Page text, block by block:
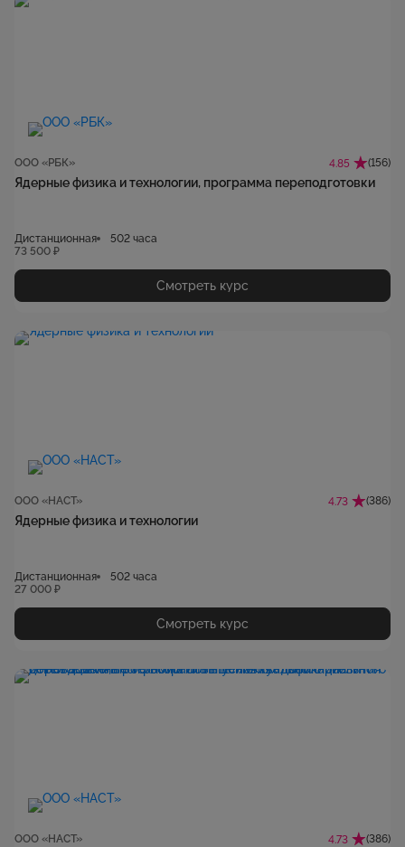
ООО «РБК» 4.85 (156)
Ядерные физика и технологии, программа переподготовки
Дистанционная
502 часа
73 500 ₽
Смотреть курс
ООО «НАСТ» 4.73 (386)
Ядерные физика и технологии
Дистанционная
502 часа
27 000 ₽
Смотреть курс
ООО «НАСТ» 4.73 (386)